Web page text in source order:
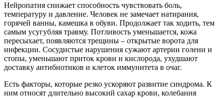
Нейропатия снижает способность чувствовать боль,
температуру и давление. Человек не замечает натирания,
горячей ванны, камешка в обуви. Продолжает так ходить, тем
самым усугубляя травму. Потливость уменьшается, кожа
пересыхает, появляются трещины – открытые ворота для
инфекции. Сосудистые нарушения сужают артерии голени и
стопы, уменьшают приток крови и кислорода, ухудшают
доставку антибиотиков и клеток иммунитета в очаг.
Есть факторы, которые резко ускоряют развитие синдрома. К
ним относят длительно высокий сахар крови, колебания